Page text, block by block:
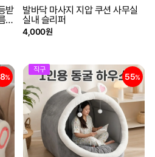
받
카
발바닥 마사지 지압 쿠션 사무실
실내 슬리퍼
4,000원
%
직구
55%